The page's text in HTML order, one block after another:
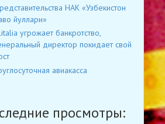
НАК «Узбекистон
йуллари»
угрожает банкротство,
директор покидает свой
авиакасса
просмотры: